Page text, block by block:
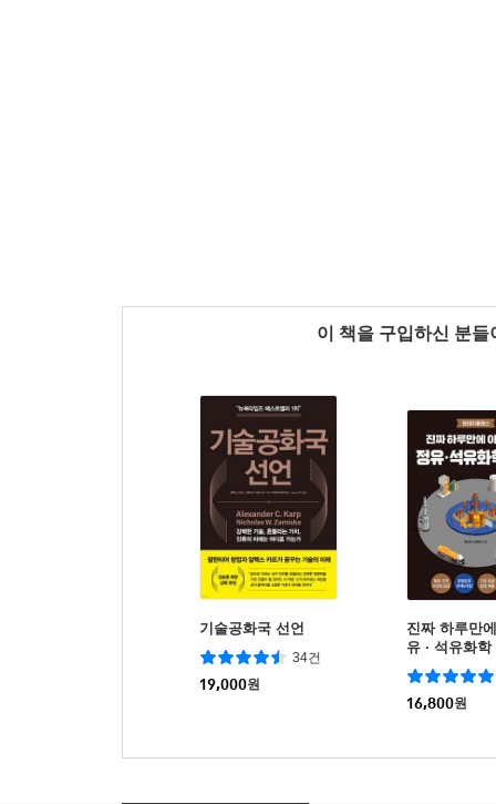
이 책을 구입하신 분
기술공화국 선언
34건
19,000원
진짜 하루만
유 · 석유화학
16,800원